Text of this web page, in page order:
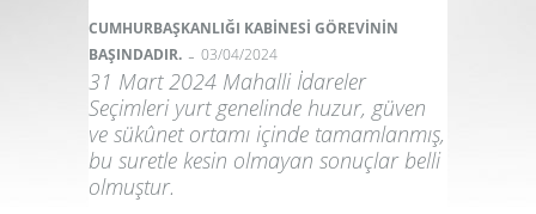
CUMHURBAŞKANLIĞI KABİNESİ GÖREVİNİN
BAŞINDADIR. - 03/04/2024
31 Mart 2024 Mahalli İdareler
Seçimleri yurt genelinde huzur, güven
ve sükûnet ortamı içinde tamamlanmış,
bu suretle kesin olmayan sonuçlar belli
olmuştur.